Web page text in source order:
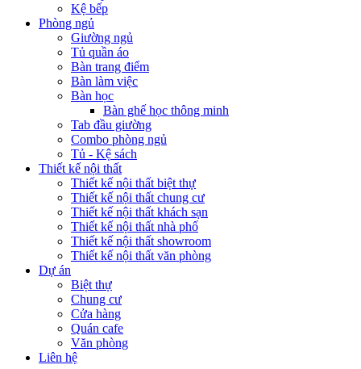
Kệ bếp
Phòng ngủ
Giường ngủ
Tủ quần áo
Bàn trang điểm
Bàn làm việc
Bàn học
Bàn ghế học thông minh
Tab đầu giường
Combo phòng ngủ
Tủ - Kệ sách
Thiết kế nội thất
Thiết kế nội thất biệt thự
Thiết kế nội thất chung cư
Thiết kế nội thất khách sạn
Thiết kế nội thất nhà phố
Thiết kế nội thất showroom
Thiết kế nội thất văn phòng
Dự án
Biệt thự
Chung cư
Cửa hàng
Quán cafe
Văn phòng
Liên hệ